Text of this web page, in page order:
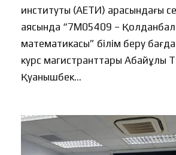
институты (АЕТИ) арасындағы
аясында “7M05409 –
математикасы” білім беру
курс магистранттары Абайұлы
Қуанышбек...